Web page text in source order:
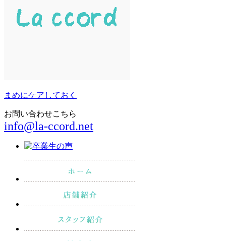
まめにケアしておく
お問い合わせこちら
info@la-ccord.net